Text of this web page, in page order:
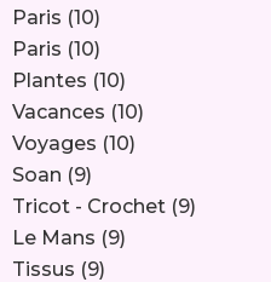
Paris (10)
Paris (10)
Plantes (10)
Vacances (10)
Voyages (10)
Soan (9)
Tricot - Crochet (9)
Le Mans (9)
Tissus (9)